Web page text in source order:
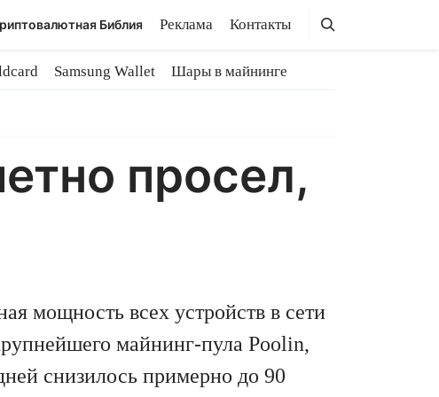
Библия Реклама Контакты Поиск
Поиск
Samsung Wallet
Шары в майнинге
просел,
мощность всех устройств в сети
майнинг-пула Poolin,
снизилось примерно до 90